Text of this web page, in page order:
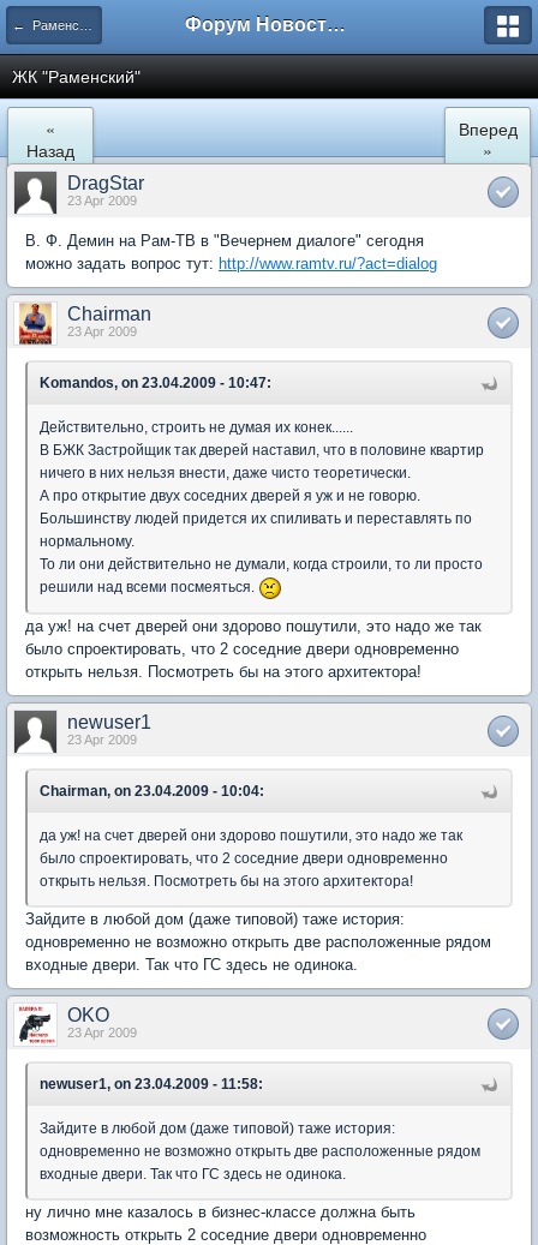
← Раменское Форум Новостройки
ЖК "Рaменский"
«
Назад
Вперед
»
DragStar
23 Apr 2009
В. Ф. Демин на Рам-ТВ в "Вечернем диалоге" сегодня
можно задать вопрос тут: http://www.ramtv.ru/?act=dialog
Chairman
23 Apr 2009
Komandos, on 23.04.2009 - 10:47:
Действительно, строить не думая их конек......
В БЖК Застройщик так дверей наставил, что в половине квартир
ничего в них нельзя внести, даже чисто теоретически.
А про открытие двух соседних дверей я уж и не говорю.
Большинству людей придется их спиливать и переставлять по
нормальному.
То ли они действительно не думали, когда строили, то ли просто
решили над всеми посмеяться.
да уж! на счет дверей они здорово пошутили, это надо же так
было спроектировать, что 2 соседние двери одновременно
открыть нельзя. Посмотреть бы на этого архитектора!
newuser1
23 Apr 2009
Chairman, on 23.04.2009 - 10:04:
да уж! на счет дверей они здорово пошутили, это надо же так
было спроектировать, что 2 соседние двери одновременно
открыть нельзя. Посмотреть бы на этого архитектора!
Зайдите в любой дом (даже типовой) таже история:
одновременно не возможно открыть две расположенные рядом
входные двери. Так что ГС здесь не одинока.
OKO
23 Apr 2009
newuser1, on 23.04.2009 - 11:58:
Зайдите в любой дом (даже типовой) таже история:
одновременно не возможно открыть две расположенные рядом
входные двери. Так что ГС здесь не одинока.
ну лично мне казалось в бизнес-классе должна быть
возможность открыть 2 соседние двери одновременно